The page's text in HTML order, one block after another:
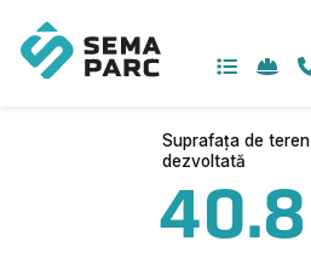
content
Suprafața de teren
dezvoltată
40.8